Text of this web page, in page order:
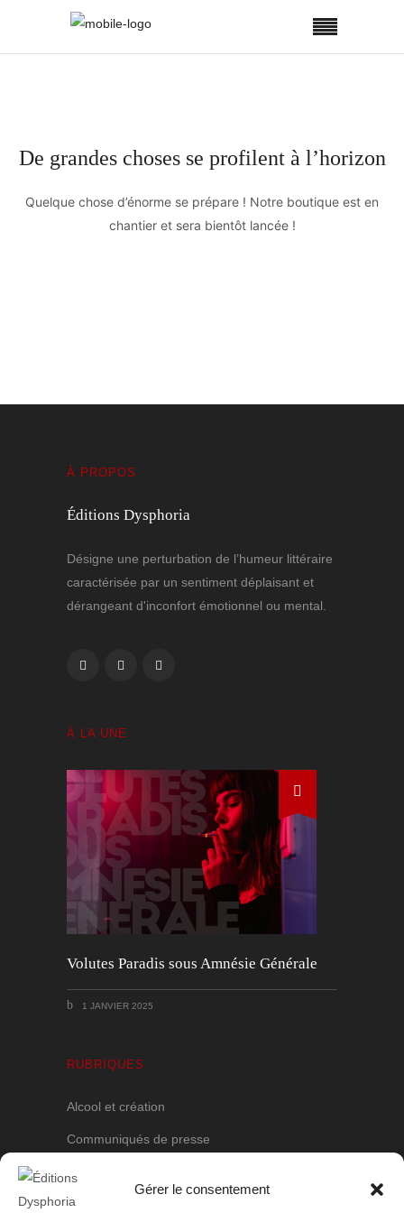
Gérer le consentement
De grandes choses se profilent à l’horizon
Quelque chose d’énorme se prépare ! Notre boutique est en
chantier et sera bientôt lancée !
À PROPOS
Éditions Dysphoria
Désigne une perturbation de l’humeur littéraire
caractérisée par un sentiment déplaisant et
dérangeant d'inconfort émotionnel ou mental.
À LA UNE
Volutes Paradis sous Amnésie Générale
1 JANVIER 2025
RUBRIQUES
Alcool et création
Communiqués de presse
Poèmes en prose